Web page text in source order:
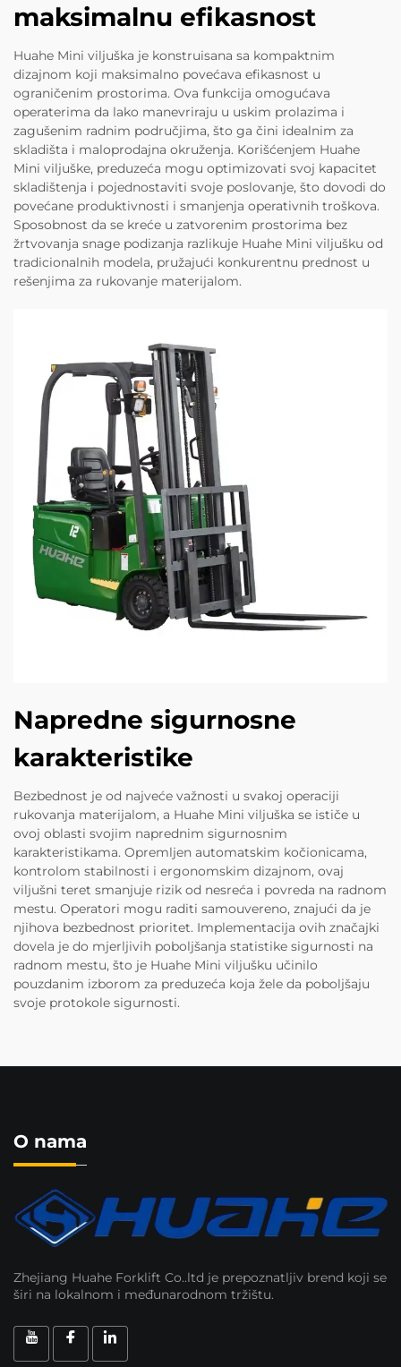
maksimalnu efikasnost
Huahe Mini viljuška je konstruisana sa kompaktnim
dizajnom koji maksimalno povećava efikasnost u
ograničenim prostorima. Ova funkcija omogućava
operaterima da lako manevriraju u uskim prolazima i
zagušenim radnim područjima, što ga čini idealnim za
skladišta i maloprodajna okruženja. Korišćenjem Huahe
Mini viljuške, preduzeća mogu optimizovati svoj kapacitet
skladištenja i pojednostaviti svoje poslovanje, što dovodi do
povećane produktivnosti i smanjenja operativnih troškova.
Sposobnost da se kreće u zatvorenim prostorima bez
žrtvovanja snage podizanja razlikuje Huahe Mini viljušku od
tradicionalnih modela, pružajući konkurentnu prednost u
rešenjima za rukovanje materijalom.
Napredne sigurnosne
karakteristike
Bezbednost je od najveće važnosti u svakoj operaciji
rukovanja materijalom, a Huahe Mini viljuška se ističe u
ovoj oblasti svojim naprednim sigurnosnim
karakteristikama. Opremljen automatskim kočionicama,
kontrolom stabilnosti i ergonomskim dizajnom, ovaj
viljušni teret smanjuje rizik od nesreća i povreda na radnom
mestu. Operatori mogu raditi samouvereno, znajući da je
njihova bezbednost prioritet. Implementacija ovih značajki
dovela je do mjerljivih poboljšanja statistike sigurnosti na
radnom mestu, što je Huahe Mini viljušku učinilo
pouzdanim izborom za preduzeća koja žele da poboljšaju
svoje protokole sigurnosti.
O nama
Zhejiang Huahe Forklift Co..ltd je prepoznatljiv brend koji se
širi na lokalnom i međunarodnom tržištu.